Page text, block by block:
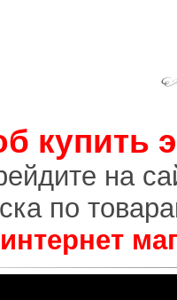
купить
на
по